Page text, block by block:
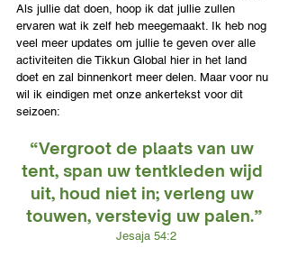
Als jullie dat doen, hoop ik dat jullie zullen
ervaren wat ik zelf heb meegemaakt. Ik heb nog
veel meer updates om jullie te geven over alle
activiteiten die Tikkun Global hier in het land
doet en zal binnenkort meer delen. Maar voor nu
wil ik eindigen met onze ankertekst voor dit
seizoen:
“Vergroot de plaats van uw
tent, span uw tentkleden wijd
uit, houd niet in; verleng uw
touwen, verstevig uw palen.”
Jesaja 54:2